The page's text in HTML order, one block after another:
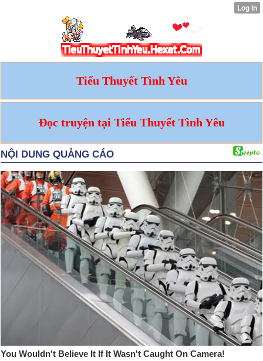
Tiểu Thuyết Tình Yêu
Đọc truyện tại Tiểu Thuyết Tình Yêu